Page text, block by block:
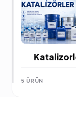
5 ÜRÜN